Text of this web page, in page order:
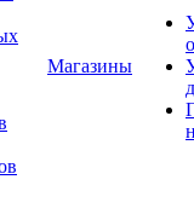
Магазины